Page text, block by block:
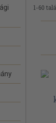
1-60